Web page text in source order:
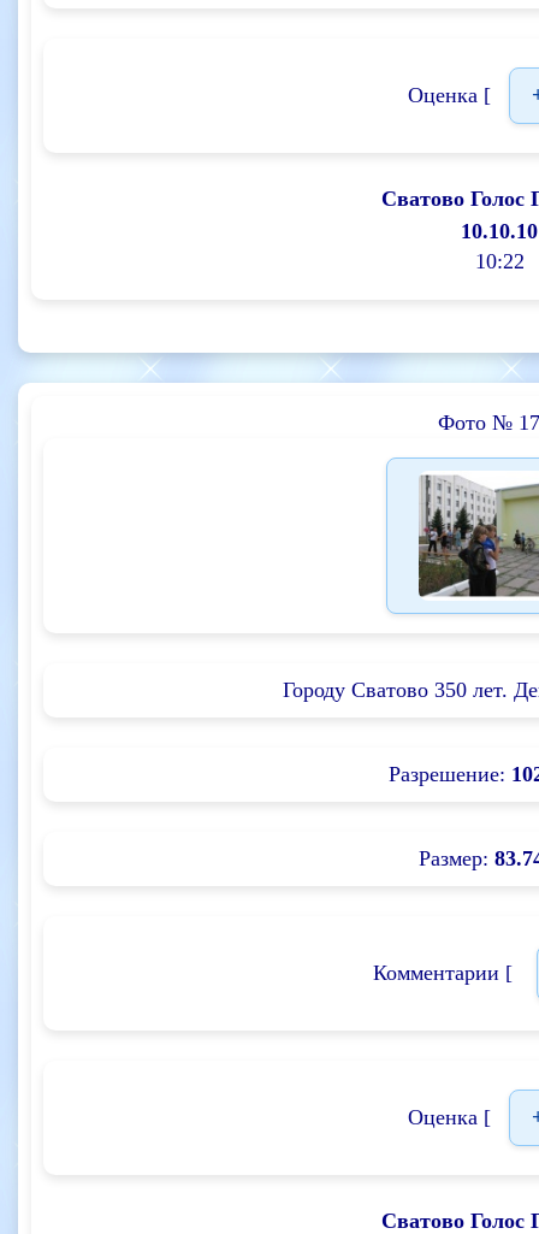
Оценка [
Сватово Голос
10.10.10
10:22
Фото №
Городу Сватово 350 лет.
Разрешение:
Размер:
Комментарии [
Оценка [
Сватово Голос